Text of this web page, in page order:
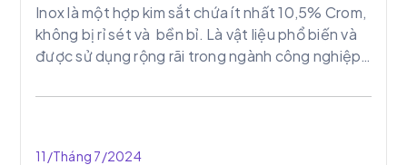
Inox là một hợp kim sắt chứa ít nhất 10,5% Crom,
không bị rỉ sét và bền bỉ. Là vật liệu phổ biến và
được sử dụng rộng rãi trong ngành công nghiệp
Đặc biệt là bàn bếp inox công nghiệp.
11/Tháng 7/2024